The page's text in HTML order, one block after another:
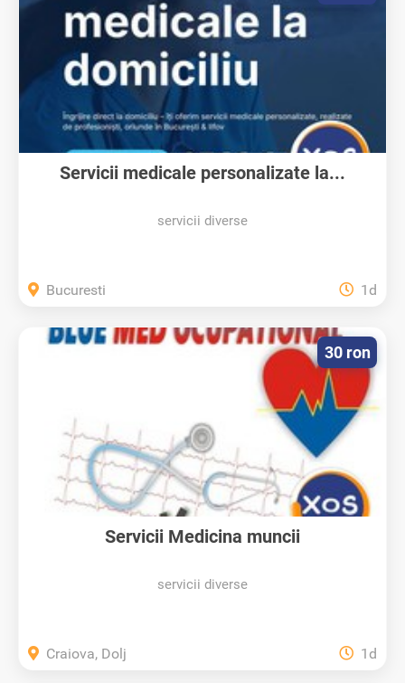
Servicii medicale personalizate la...
servicii diverse
Bucuresti 1d
Servicii Medicina muncii
servicii diverse
30 ron
Craiova, Dolj 1d